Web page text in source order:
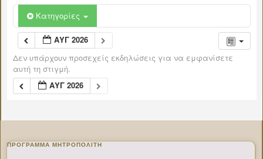
Κατηγορίες
ΑΥΓ 2026
Δεν υπάρχουν προσεχείς εκδηλώσεις για να εμφανίσετε
αυτή τη στιγμή.
ΑΥΓ 2026
ΠΡΌΓΡΑΜΜΑ ΜΗΤΡΟΠΟΛΊΤΗ